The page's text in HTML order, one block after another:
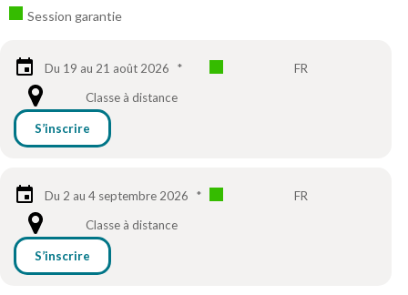
Session garantie
Du 19 au 21 août 2026 *
FR
Classe à distance
S’inscrire
Du 2 au 4 septembre 2026 *
FR
Classe à distance
S’inscrire